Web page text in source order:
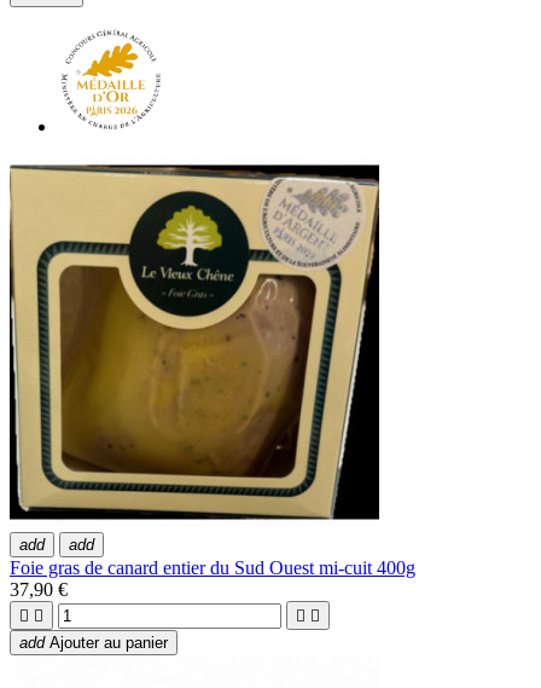
add add
Foie gras de canard entier du Sud Ouest mi-cuit 400g
37,90 €
   
add Ajouter au panier